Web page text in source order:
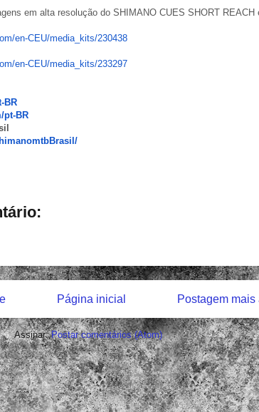
em alta resolução do SHIMANO CUES SHORT REACH
en-CEU/media_kits/230438
en-CEU/media_kits/233297
BR
pt-BR
Postagem mais
Página inicial
Assinar:Postar comentários (Atom)